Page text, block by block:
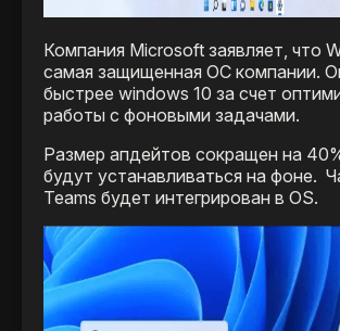
Компания Microsoft заявляет, что
самая защищенная ОС компании.
быстрее windows 10 за счет
работы с фоновыми задачами.
Размер апдейтов сокращен на
будут устанавливаться на фоне.
Teams будет интегрирован в OS.